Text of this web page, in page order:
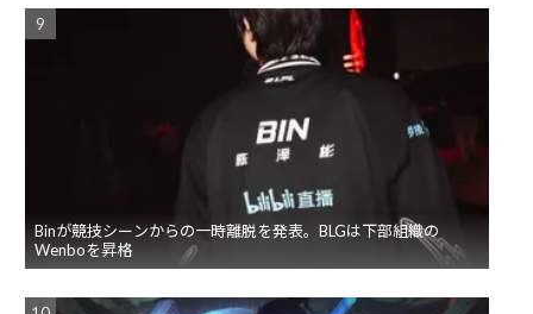
Binが競技シーンからの一時離脱を発表。BLGは下部組織の
Wenboを昇格